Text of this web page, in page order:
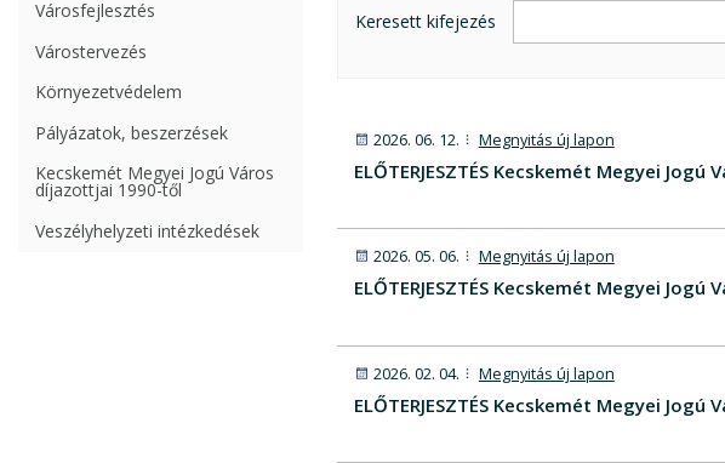
Városfejlesztés
Várostervezés
Környezetvédelem
Pályázatok, beszerzések
Kecskemét Megyei Jogú Város
díjazottjai 1990-től
Veszélyhelyzeti intézkedések
Keresett kifejezés
2026. 06. 12. Megnyitás új lapon
ELŐTERJESZTÉS Kecskemét Megyei
2026. 05. 06. Megnyitás új lapon
ELŐTERJESZTÉS Kecskemét Megyei
2026. 02. 04. Megnyitás új lapon
ELŐTERJESZTÉS Kecskemét Megyei